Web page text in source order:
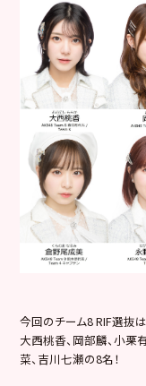
今回のチーム8 RIF選抜は
大西桃香、岡部麟、小栗
菜、吉川七瀬の8名！